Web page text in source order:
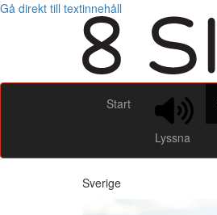
Gå direkt till textinnehåll
Start
Lyssna
Sverige